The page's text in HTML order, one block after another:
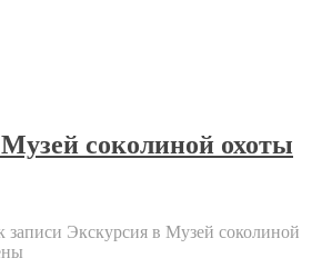
соколиной охоты
записи Экскурсия в Музей соколиной